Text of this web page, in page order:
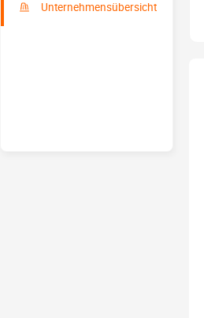
Unternehmensübersicht